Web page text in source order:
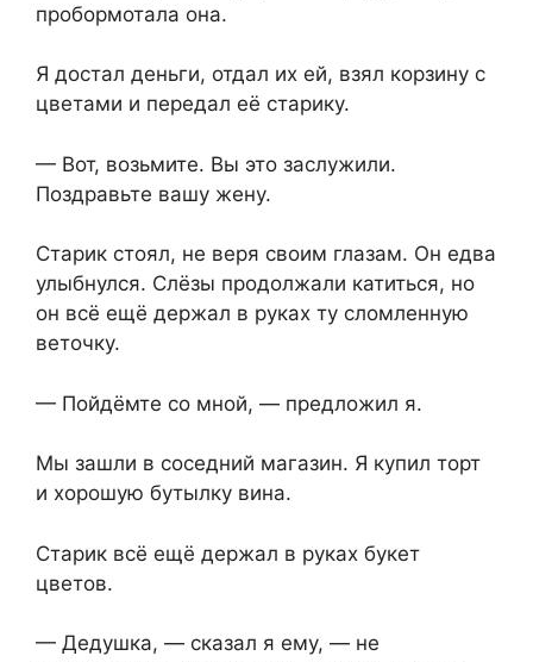
пробормотала она.
Я достал деньги, отдал их ей, взял корзину с
цветами и передал её старику.
— Вот, возьмите. Вы это заслужили.
Поздравьте вашу жену.
Старик стоял, не веря своим глазам. Он едва
улыбнулся. Слёзы продолжали катиться, но
он всё ещё держал в руках ту сломленную
веточку.
— Пойдёмте со мной, — предложил я.
Мы зашли в соседний магазин. Я купил торт
и хорошую бутылку вина.
Старик всё ещё держал в руках букет
цветов.
— Дедушка, — сказал я ему, — не